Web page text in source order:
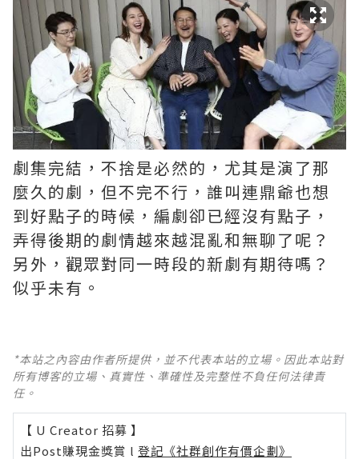
劇集完結，不捨是必然的，尤其是演了那
麼久的劇，但不完不行，誰叫連鼎爺也想
到好點子的時候，編劇卻已經沒有點子，
弄得後期的劇情越來越混亂和無聊了呢？ ​​​
另外，觀眾對同一時段的新劇有期待嗎？
似乎未有。
*本站之內容由作者所提供，並不代表本站的立場。因此本站對
所有博客的立場、真實性、準確性及完整性不負任何法律責
任。
【 U Creator 招募 】
出Post賺現金獎賞 l 登記《社群創作有價企劃》